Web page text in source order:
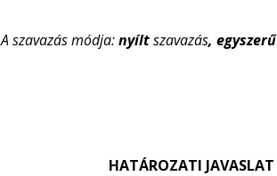
A szavazás módja:nyíltszavazás, egyszerű
HATÁROZATI